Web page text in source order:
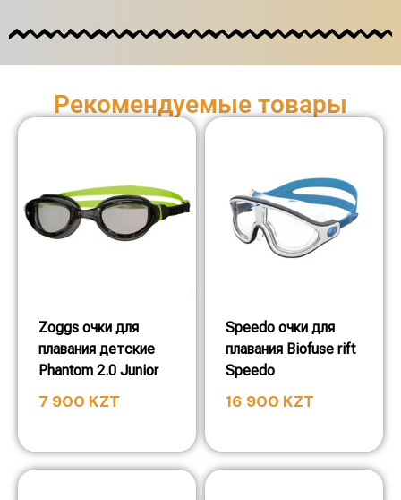
Рекомендуемые товары
Zoggs очки для
плавания детские
Phantom 2.0 Junior
7 900 KZT
Speedo очки для
плавания Biofuse rift
Speedo
16 900 KZT